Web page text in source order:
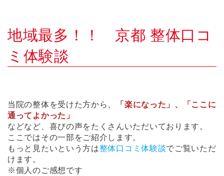
地域最多！！ 京都 整体口コ
ミ体験談
当院の整体を受けた方から、 「楽になった」 、
「ここに
通ってよかった」
などなど、喜びの声をたくさんいただいております。
ここではその一部をご紹介します。
もっと見たいという方は整体口コミ体験談でご覧いただ
けます。
※個人のご感想です